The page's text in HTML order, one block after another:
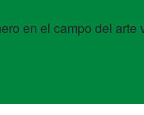
en el campo del